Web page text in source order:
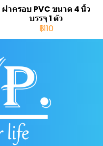
ฝาครอบ PVC ขนาด 4 นิ้ว
บรรจุ 1 ตัว
฿110